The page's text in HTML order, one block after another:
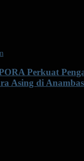
Perkuat
Asing di Anambas